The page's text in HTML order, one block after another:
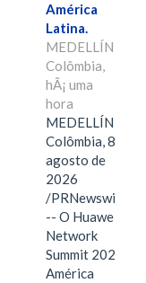
América
Latina.
MEDELLÍN,
Colômbia,
hÃ¡ uma
hora
MEDELLÍN,
Colômbia, 8 de
agosto de
2026
/PRNewswire/
-- O Huawei
Network
Summit 2026
América